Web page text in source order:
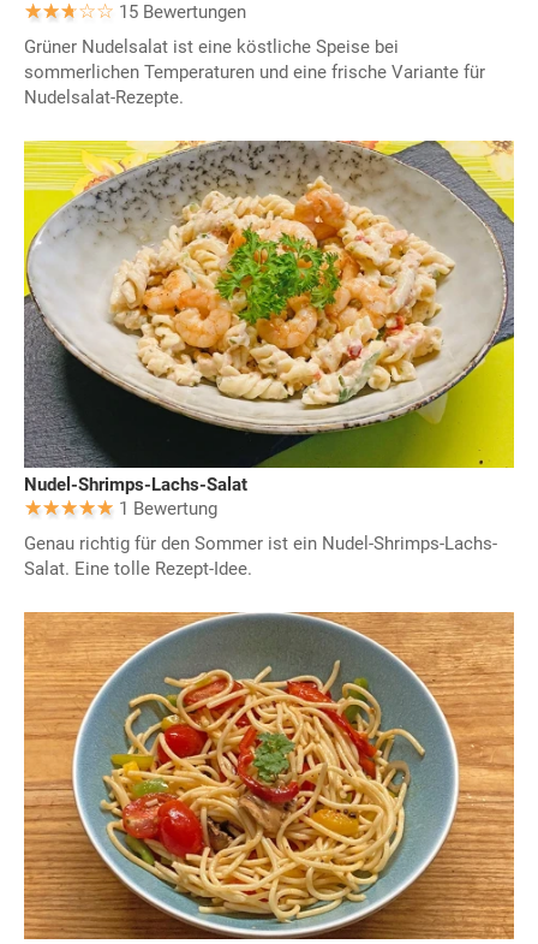
15 Bewertungen
Grüner Nudelsalat ist eine köstliche Speise bei
sommerlichen Temperaturen und eine frische Variante für
Nudelsalat-Rezepte.
Nudel-Shrimps-Lachs-Salat
1 Bewertung
Genau richtig für den Sommer ist ein Nudel-Shrimps-Lachs-
Salat. Eine tolle Rezept-Idee.